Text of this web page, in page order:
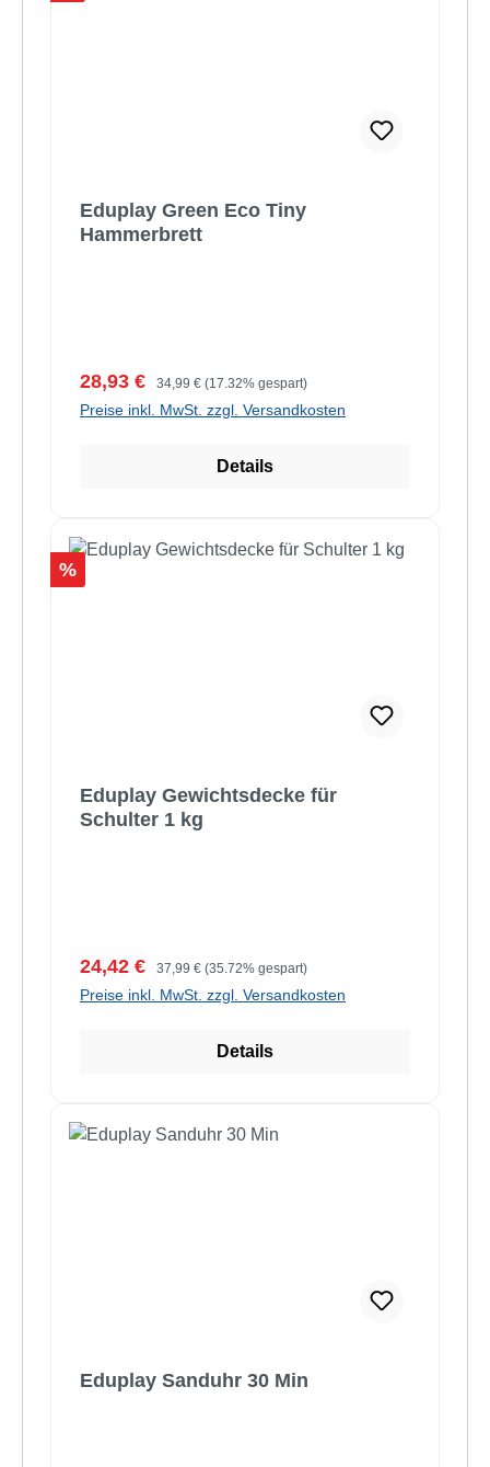
Eduplay Green Eco Tiny
Hammerbrett
Verkaufspreis:
28,93 € Regulärer Preis:
34,99 € (17.32% gespart)
Preise inkl. MwSt. zzgl. Versandkosten
Details
Rabatt
%
Eduplay Gewichtsdecke für
Schulter 1 kg
Verkaufspreis:
24,42 € Regulärer Preis:
37,99 € (35.72% gespart)
Preise inkl. MwSt. zzgl. Versandkosten
Details
Eduplay Sanduhr 30 Min